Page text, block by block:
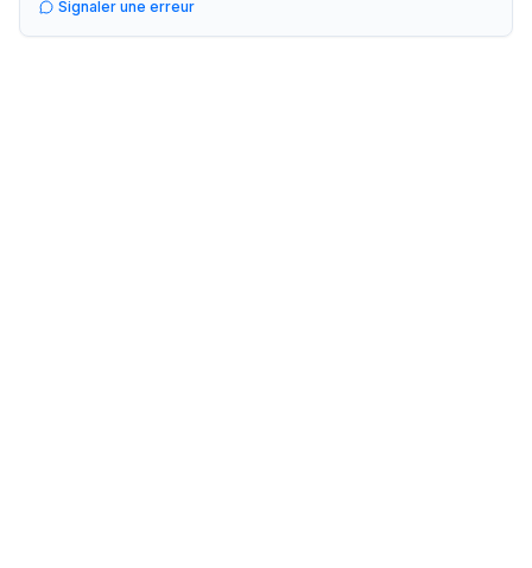
Signaler une erreur